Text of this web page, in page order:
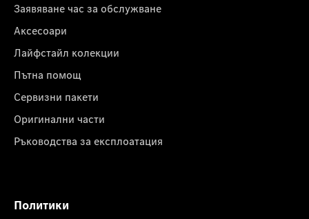
Заявяване час за обслужване
Аксесоари
Лайфстайл колекции
Пътна помощ
Сервизни пакети
Оригинални части
Ръководства за експлоатация
Политики